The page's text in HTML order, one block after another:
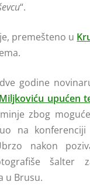
“.
premešteno u
godine
upućen
zbog
na
nakon
šalter
u Brusu.